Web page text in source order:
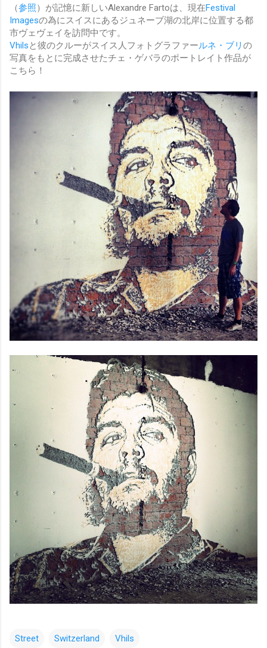
（参照）が記憶に新しいAlexandre Fartoは、現在Festival
Imagesの為にスイスにあるジュネーブ湖の北岸に位置する都
市ヴェヴェイを訪問中です。
Vhilsと彼のクルーがスイス人フォトグラファールネ・ブリ の
写真をもとに完成させたチェ・ゲバラのポートレイト作品が
こちら！
Street Switzerland Vhils